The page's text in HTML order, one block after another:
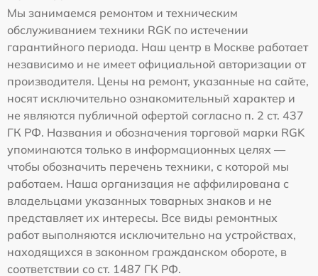
Мы занимаемся ремонтом и техническим
обслуживанием техники RGK по истечении
гарантийного периода. Наш центр в Москве работает
независимо и не имеет официальной авторизации от
производителя. Цены на ремонт, указанные на сайте,
носят исключительно ознакомительный характер и
не являются публичной офертой согласно п. 2 ст. 437
ГК РФ. Названия и обозначения торговой марки RGK
упоминаются только в информационных целях —
чтобы обозначить перечень техники, с которой мы
работаем. Наша организация не аффилирована с
владельцами указанных товарных знаков и не
представляет их интересы. Все виды ремонтных
работ выполняются исключительно на устройствах,
находящихся в законном гражданском обороте, в
соответствии со ст. 1487 ГК РФ.